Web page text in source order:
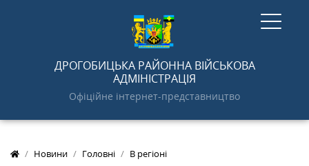
ДРОГОБИЦЬКА РАЙОННА ВІЙСЬКОВА
АДМІНІСТРАЦІЯ
Офіційне інтернет-представництво
Новини Головні В регіоні
ГОЛОВНА
АДМІНІСТРАЦІЯ